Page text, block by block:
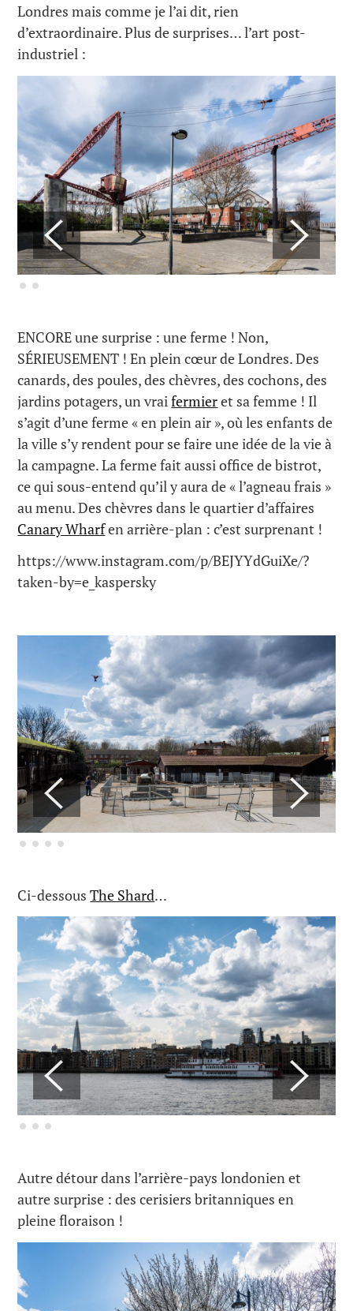
Londres mais comme je l’ai dit, rien
d’extraordinaire. Plus de surprises… l’art post-
industriel :
ENCORE une surprise : une ferme ! Non,
SÉRIEUSEMENT ! En plein cœur de Londres. Des
canards, des poules, des chèvres, des cochons, des
jardins potagers, un vraifermieret sa femme ! Il
s’agit d’une ferme « en plein air », où les enfants de
la ville s’y rendent pour se faire une idée de la vie à
la campagne. La ferme fait aussi office de bistrot,
ce qui sous-entend qu’il y aura de « l’agneau frais »
au menu. Des chèvres dans le quartier d’affaires
Canary Wharfen arrière-plan : c’est surprenant !
https://www.instagram.com/p/BEJYYdGuiXe/?
taken-by=e_kaspersky
Ci-dessousThe Shard…
Autre détour dans l’arrière-pays londonien et
autre surprise : des cerisiers britanniques en
pleine floraison !